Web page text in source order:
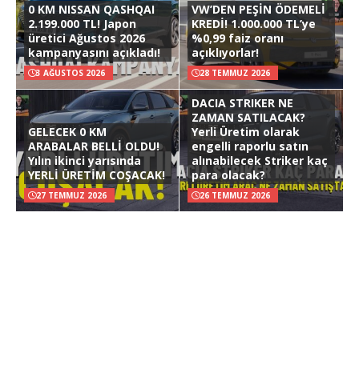
0 KM NISSAN QASHQAI
2.199.000 TL! Japon
üretici Ağustos 2026
kampanyasını açıkladı!
3 AĞUSTOS 2026
VW’DEN PEŞİN ÖDEMELİ
KREDİ! 1.000.000 TL’ye
%0,99 faiz oranı
açıklıyorlar!
28 TEMMUZ 2026
GELECEK 0 KM
ARABALAR BELLİ OLDU!
Yılın ikinci yarısında
YERLİ ÜRETİM COŞACAK!
27 TEMMUZ 2026
DACIA STRIKER NE
ZAMAN SATILACAK?
Yerli Üretim olarak
engelli raporlu satın
alınabilecek Striker kaç
para olacak?
26 TEMMUZ 2026